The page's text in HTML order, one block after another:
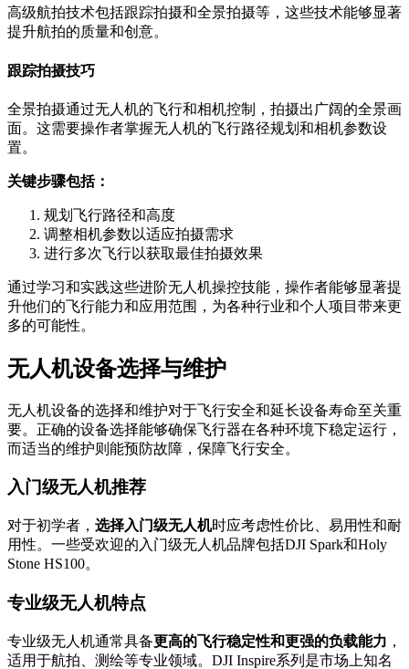
高级航拍技术包括跟踪拍摄和全景拍摄等，这些技术能够显著
提升航拍的质量和创意。
跟踪拍摄技巧
全景拍摄通过无人机的飞行和相机控制，拍摄出广阔的全景画
面。这需要操作者掌握无人机的飞行路径规划和相机参数设
置。
关键步骤包括：
规划飞行路径和高度
调整相机参数以适应拍摄需求
进行多次飞行以获取最佳拍摄效果
通过学习和实践这些进阶无人机操控技能，操作者能够显著提
升他们的飞行能力和应用范围，为各种行业和个人项目带来更
多的可能性。
无人机设备选择与维护
无人机设备的选择和维护对于飞行安全和延长设备寿命至关重
要。正确的设备选择能够确保飞行器在各种环境下稳定运行，
而适当的维护则能预防故障，保障飞行安全。
入门级无人机推荐
对于初学者， 选择入门级无人机时应考虑性价比、易用性和耐
用性。一些受欢迎的入门级无人机品牌包括DJI Spark和Holy
Stone HS100。
专业级无人机特点
专业级无人机通常具备更高的飞行稳定性和更强的负载能力 ，
适用于航拍、测绘等专业领域。DJI Inspire系列是市场上知名